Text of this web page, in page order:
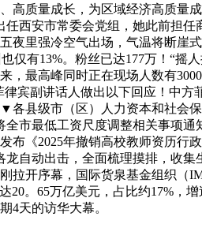
质量成长，为区域经济高质量
西安市常委会党组，她此前担任
夜里强冷空气出场，气温将断崖
仅有13%。粉丝已达177万！“摇
，最高峰同时正在现场人数有
宾副讲话人做出以下回应！中方
县级市（区）人力资本和社会
市最低工资尺度调整相关事项通
《2025年撤销高校教师资历行
自动出击，全面梳理摸排，收集
拉开序幕，国际货泉基金组织（
。65万亿美元，占比约17%，增
4天的访华大幕。